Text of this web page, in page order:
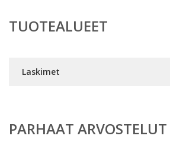
TUOTEALUEET
Laskimet
PARHAAT ARVOSTELUT